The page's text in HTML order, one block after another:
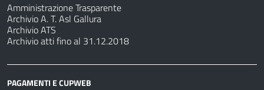
Amministrazione Trasparente
Archivio A. T. Asl Gallura
Archivio ATS
Archivio atti fino al 31.12.2018
PAGAMENTI E CUPWEB